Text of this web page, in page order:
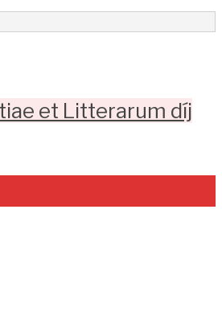
et Litterarum díj